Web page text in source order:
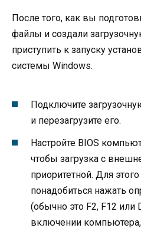
После того, как вы
файлы и создали
приступить к запуску
системы Windows.
Подключите
и перезагрузите его.
Настройте BIOS
чтобы загрузка с
приоритетной. Для
понадобиться нажать
(обычно это F2, F12
включении